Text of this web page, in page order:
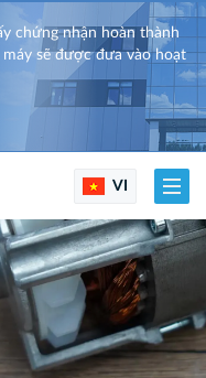
chứng nhận hoàn thành
sẽ được đưa vào hoạt
VI